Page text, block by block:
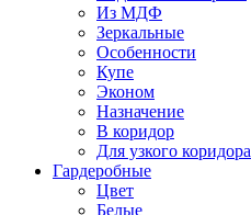
Из МДФ
Зеркальные
Особенности
Купе
Эконом
Назначение
В коридор
Для узкого коридора
Гардеробные
Цвет
Белые